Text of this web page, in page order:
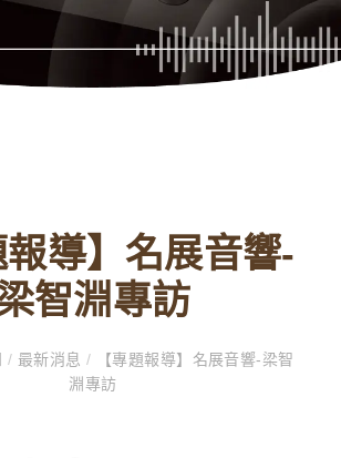
報導】名展音響-
智淵專訪
/ 最新消息 / 【專題報導】名展音響-梁智
淵專訪